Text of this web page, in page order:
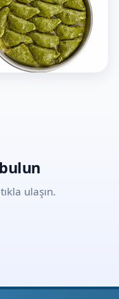
ulaşın.